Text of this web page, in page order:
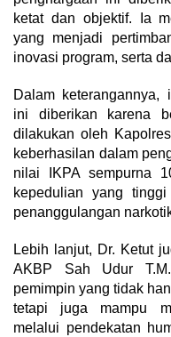
ketat dan objektif. Ia
yang menjadi
inovasi program, serta
Dalam keterangannya,
ini diberikan karena
dilakukan oleh
keberhasilan dalam
nilai IKPA sempurna
kepedulian yang
penanggulangan
Lebih lanjut, Dr. Ketut
AKBP Sah Udur
pemimpin yang tidak
tetapi juga mampu
melalui pendekatan